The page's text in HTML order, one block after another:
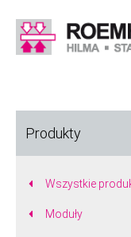
Produkty
Wszystkie
Moduły